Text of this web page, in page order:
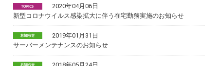
2020年04月06日
新型コロナウイルス感染拡大に伴う在宅勤務実施のお知らせ
2019年01月31日
サーバーメンテナンスのお知らせ